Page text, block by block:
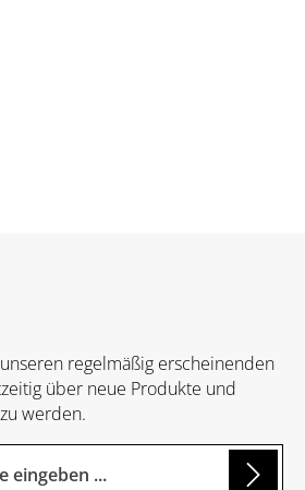
regelmäßig erscheinenden
über neue Produkte und
werden.